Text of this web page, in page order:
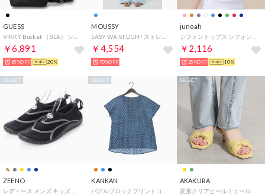
GUESS
￥6,891
65%OFF 20%
MOUSSY
￥4,554
70%OFF
junoah
￥2,116
35%OFF 10%
ZEENO
SELECT
KANKAN
SELECT
AKAKURA
変形クリアヒールミュールサンダル （YE）
SELECT